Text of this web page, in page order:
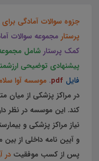
جزوه سوالات آمادگی
پرستار مجموعه سوالات
کمک پرستار شامل مجموعه
پیشنهادی توضیحی ارزشمند در
فایل pdf
. موسسه آوا
در مراكز پزشكی از میان
کند. این موسسه در نظر
نیاز مراکز پزشکی و
و آیین نامه داخلی از بین
پس از کسب موفقیت در